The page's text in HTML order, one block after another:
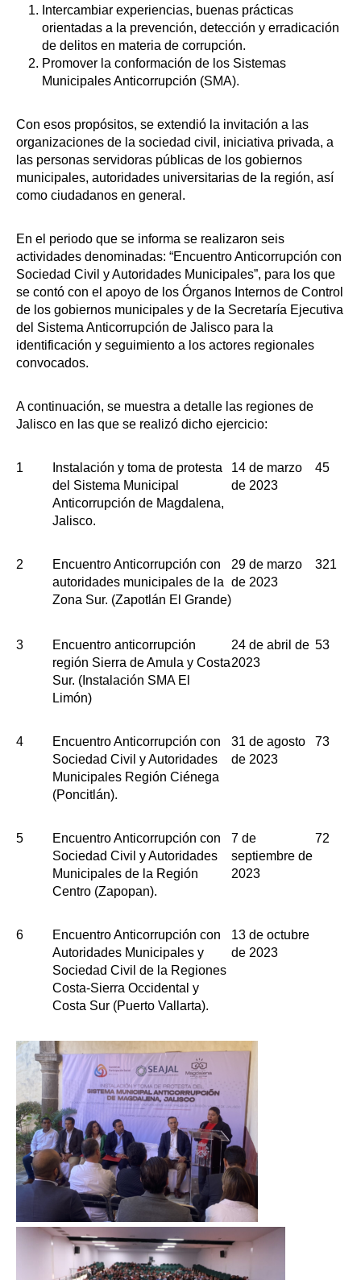
Intercambiar experiencias, buenas prácticas
orientadas a la prevención, detección y erradicación
de delitos en materia de corrupción.
Promover la conformación de los Sistemas
Municipales Anticorrupción (SMA).
Con esos propósitos, se extendió la invitación a las
organizaciones de la sociedad civil, iniciativa privada, a
las personas servidoras públicas de los gobiernos
municipales, autoridades universitarias de la región, así
como ciudadanos en general.
En el periodo que se informa se realizaron seis
actividades denominadas: “Encuentro Anticorrupción con
Sociedad Civil y Autoridades Municipales”, para los que
se contó con el apoyo de los Órganos Internos de Control
de los gobiernos municipales y de la Secretaría Ejecutiva
del Sistema Anticorrupción de Jalisco para la
identificación y seguimiento a los actores regionales
convocados.
A continuación, se muestra a detalle las regiones de
Jalisco en las que se realizó dicho ejercicio:
1
Instalación y toma de protesta
del Sistema Municipal
Anticorrupción de Magdalena,
Jalisco.
14 de marzo
de 2023
45
2
Encuentro Anticorrupción con
autoridades municipales de la
Zona Sur. (Zapotlán El Grande)
29 de marzo
de 2023
321
3
Encuentro anticorrupción
región Sierra de Amula y Costa
Sur. (Instalación SMA El
Limón)
24 de abril de
2023
53
4
Encuentro Anticorrupción con
Sociedad Civil y Autoridades
Municipales Región Ciénega
(Poncitlán).
31 de agosto
de 2023
73
5
Encuentro Anticorrupción con
Sociedad Civil y Autoridades
Municipales de la Región
Centro (Zapopan).
7 de
septiembre de
2023
72
6
Encuentro Anticorrupción con
Autoridades Municipales y
Sociedad Civil de la Regiones
Costa-Sierra Occidental y
Costa Sur (Puerto Vallarta).
13 de octubre
de 2023